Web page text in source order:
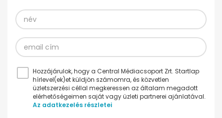
Hozzájárulok, hogy a Central Médiacsoport Zrt. Startlap
hírlevel(ek)et küldjön számomra, és közvetlen
üzletszerzési céllal megkeressen az általam megadott
elérhetőségeimen saját vagy üzleti partnerei ajánlatával.
Az adatkezelés részletei